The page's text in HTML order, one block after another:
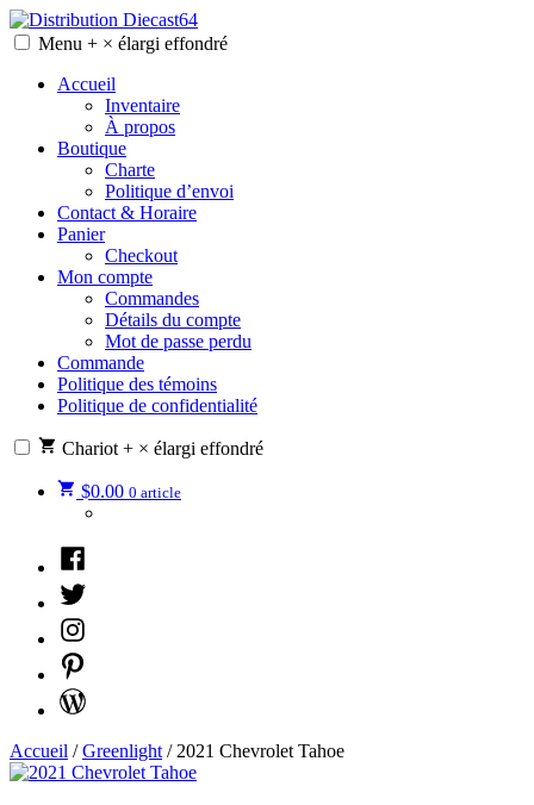
Skip
to
Distribution Diecast64
Une passion, un mode de vie.
Menu + × élargi effondré
Accueil
Inventaire
À propos
Boutique
Charte
Politique d’envoi
Contact & Horaire
Panier
Checkout
Mon compte
Commandes
Détails du compte
Mot de passe perdu
Commande
Politique des témoins
Politique de confidentialité
Chariot + × élargi effondré
$0.00 0 article
Facebook
Twitter
Instagram
Pinterest
WordPress
Accueil /Greenlight / 2021 Chevrolet Tahoe